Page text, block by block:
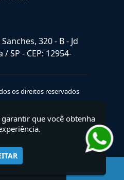
320 - B - Jd
SP - CEP: 12954-
os direitos reservados
garantir que você obtenha